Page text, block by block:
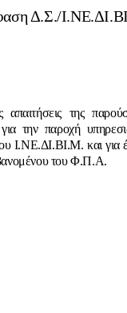
Δ.Σ./
της
την παροχή
Ι.ΝΕ.ΔΙ.ΒΙ.Μ. και για
του Φ.Π.Α.